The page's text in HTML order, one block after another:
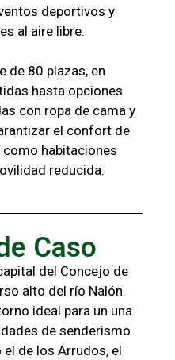
deportivos y
al aire libre.
de 80 plazas, en
hasta opciones
con ropa de cama y
el confort de
como habitaciones
reducida.
Caso
del Concejo de
alto del río Nalón.
ideal para un una
de senderismo
el de los Arrudos, el